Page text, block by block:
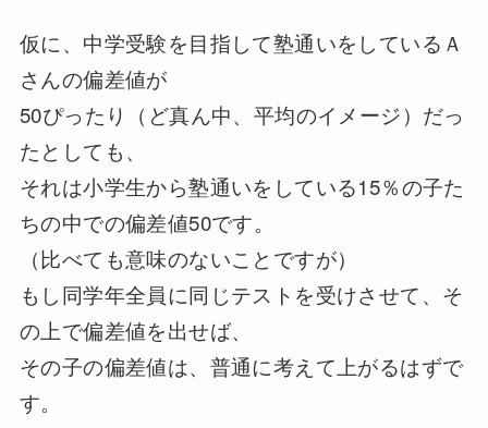
仮に、中学受験を目指して塾通いをしているＡ
さんの偏差値が
50ぴったり（ど真ん中、平均のイメージ）だっ
たとしても、
それは小学生から塾通いをしている15％の子た
ちの中での偏差値50です。
（比べても意味のないことですが）
もし同学年全員に同じテストを受けさせて、そ
の上で偏差値を出せば、
その子の偏差値は、普通に考えて上がるはずで
す。